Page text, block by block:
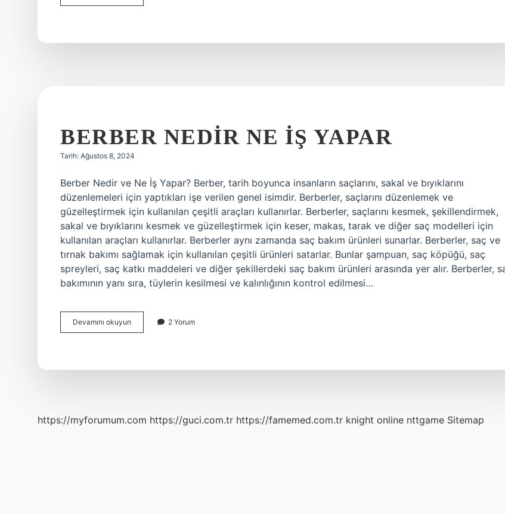
tabiplik
BERBER NEDIR NE IŞ YAPAR
Tarih: Ağustos 8, 2024
Berber Nedir ve Ne İş Yapar? Berber, tarih boyunca insanların saçlarını, sakal ve bıyıklarını
düzenlemeleri için yaptıkları işe verilen genel isimdir. Berberler, saçlarını düzenlemek ve
güzelleştirmek için kullanılan çeşitli araçları kullanırlar. Berberler, saçlarını kesmek, şekillendirmek,
sakal ve bıyıklarını kesmek ve güzelleştirmek için keser, makas, tarak ve diğer saç modelleri için
kullanılan araçları kullanırlar. Berberler aynı zamanda saç bakım ürünleri sunarlar. Berberler, saç ve
tırnak bakımı sağlamak için kullanılan çeşitli ürünleri satarlar. Bunlar şampuan, saç köpüğü, saç
spreyleri, saç katkı maddeleri ve diğer şekillerdeki saç bakım ürünleri arasında yer alır. Berberler,
bakımının yanı sıra, tüylerin kesilmesi ve kalınlığının kontrol edilmesi…
Devamını okuyun
nedir
2 Yorum
https://myforumum.com https://guci.com.tr https://famemed.com.tr knight online nttgame Sitemap